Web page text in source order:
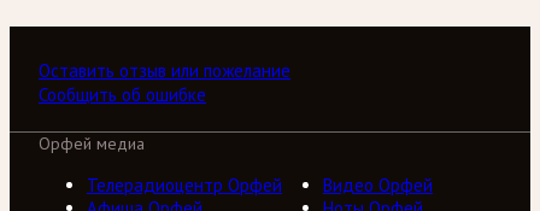
Оставить отзыв или пожелание
Сообщить об ошибке
Орфей медиа
Телерадиоцентр Орфей
Видео Орфей